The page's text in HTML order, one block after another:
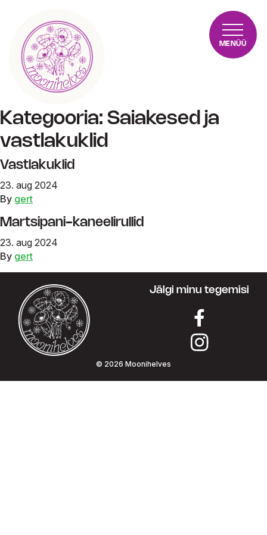
MENÜÜ
Kategooria: Saiakesed ja
vastlakuklid
Vastlakuklid
23. aug 2024
By gert
Martsipani-kaneelirullid
23. aug 2024
By gert
Jälgi minu tegemisi
© 2026 Moonihelves